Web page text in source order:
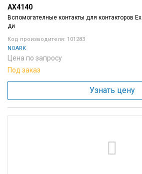
AX4140
Вспомогателные контакты для контакторов
ди
Код производителя: 101283
NOARK
Цена по запросу
Под заказ
Узнать цену